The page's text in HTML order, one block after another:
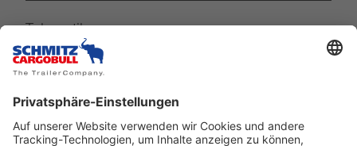
Telematik
Mit der TrailerConnect®-Telematik erhalten Sie alle
erforderlichen Informationen zu Ihren Fahrzeugen.
Mehr zu: Telematik